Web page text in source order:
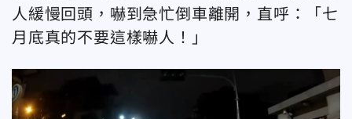
人緩慢回頭，嚇到急忙倒車離開，直呼：「七
月底真的不要這樣嚇人！」